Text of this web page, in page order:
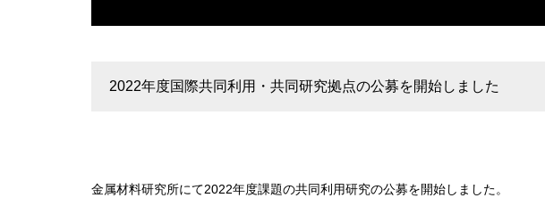
2022年度国際共同利用・共同研究拠点の公募を開始しました
金属材料研究所にて2022年度課題の共同利用研究の公募を開始しました。